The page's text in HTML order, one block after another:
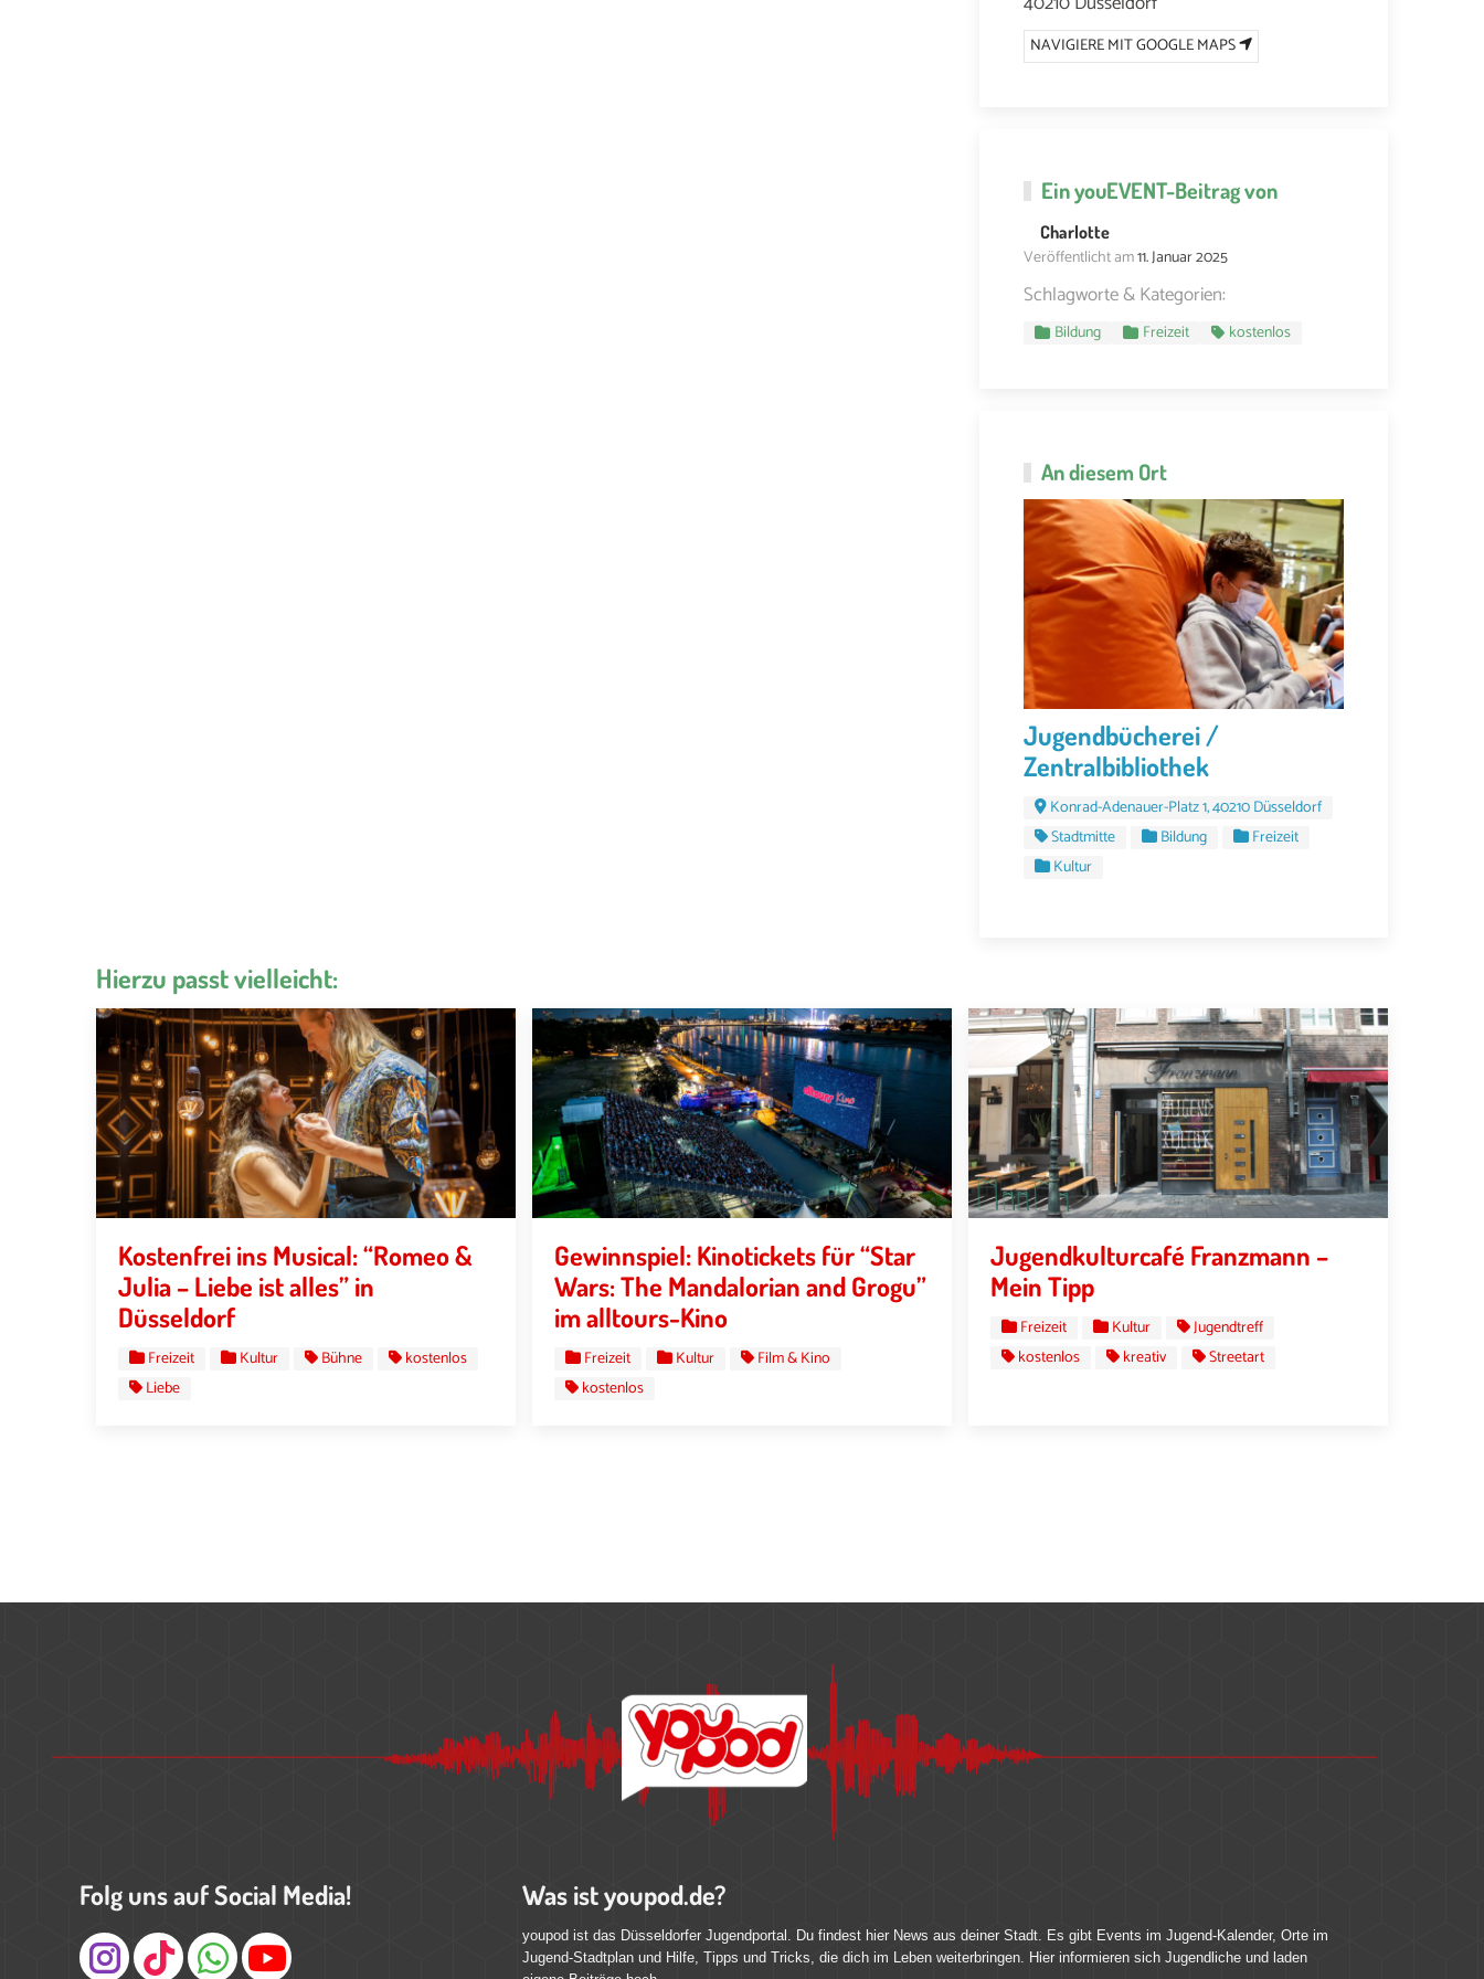
NAVIGIERE MIT GOOGLE MAPS
EinyouEVENT-Beitrag von
Charlotte
Veröffentlicht am11. Januar 2025
Schlagworte & Kategorien:
Bildung Freizeit kostenlos
An diesem Ort
Jugendbücherei /
Zentralbibliothek
Konrad-Adenauer-Platz 1, 40210 Düsseldorf
Stadtmitte
Bildung
Freizeit
Kultur
Hierzu passt vielleicht:
Kostenfrei ins Musical: “Romeo &
Julia – Liebe ist alles” in
Düsseldorf
Freizeit Kultur Bühne
kostenlos
Liebe
Gewinnspiel: Kinotickets für “Star
Wars: The Mandalorian and Grogu”
im alltours-Kino
Freizeit Kultur
Film & Kino
kostenlos
Jugendkulturcafé Franzmann –
Mein Tipp
Freizeit Kultur
Jugendtreff
kostenlos
kreativ Streetart
Folg uns auf Social Media! Was ist youpod.de?
youpod ist das Düsseldorfer Jugendportal. Du findest hier News aus deiner Stadt. Es gibt Events im Jugend-Kalender, Orte im
Jugend-Stadtplan und Hilfe, Tipps und Tricks, die dich im Leben weiterbringen. Hier informieren sich Jugendliche und laden